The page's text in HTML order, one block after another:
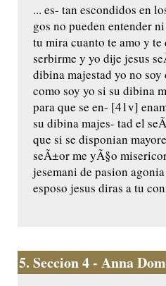
... es- tan escondidos en
gos no pueden entender
tu mira cuanto te amo y te
serbirme y yo dije jesus
dibina majestad yo no
como soy yo si su dibina
para que se en- [41v]
su dibina majes- tad el
que si se disponian
seÃ±or me yÃ§o
jesemani de pasion
esposo jesus diras a tu
5. Seccion 4 - Anna